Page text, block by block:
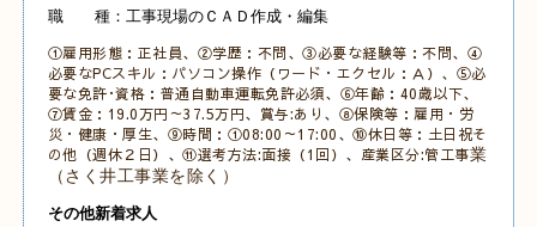
職 種：工事現場のＣＡＤ作成・編集
①雇用形態：正社員、②学歴：不問、③必要な経験等：不問、④
必要なPCスキル：パソコン操作（ワード・エクセル：Ａ）、 ⑤必
要な免許･資格：普通自動車運転免許必須、 ⑥年齢：40歳以下、
⑦賃金：19.0万円～37.5万円、賞与:あり、⑧保険等：雇用・労
災・健康・厚生、⑨時間：①08:00～17:00、⑩休日等：土日祝そ
の他 （週休２日）、⑪選考方法:面接（1 回）、産業区分:管工事業
（さく井工事業を除く）
その他新着求人